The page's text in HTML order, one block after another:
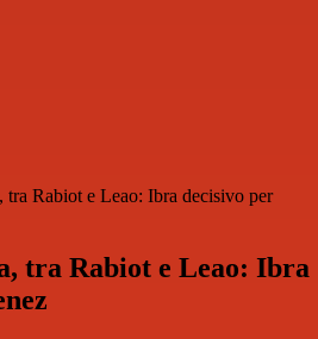
tra Rabiot e Leao: Ibra decisivo per
tra Rabiot e Leao: Ibra